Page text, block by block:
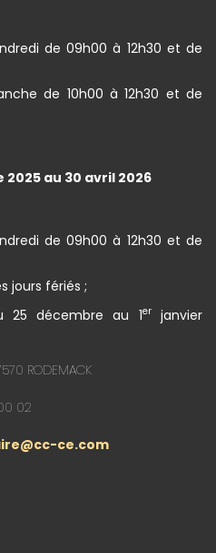
de 09h00 à 12h30 et de
de 10h00 à 12h30 et de
au 30 avril 2026
de 09h00 à 12h30 et de
jours fériés ;
25 décembre au 1erjanvier
RODEMACK
02
ce.com